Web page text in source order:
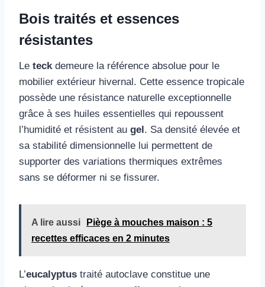
Bois traités et essences
résistantes
Le teckdemeure la référence absolue pour le
mobilier extérieur hivernal. Cette essence tropicale
possède une résistance naturelle exceptionnelle
grâce à ses huiles essentielles qui repoussent
l’humidité et résistent au gel . Sa densité élevée et
sa stabilité dimensionnelle lui permettent de
supporter des variations thermiques extrêmes
sans se déformer ni se fissurer.
A lire aussi
Piège à mouches maison : 5
recettes efficaces en 2 minutes
L’eucalyptus traité autoclave constitue une